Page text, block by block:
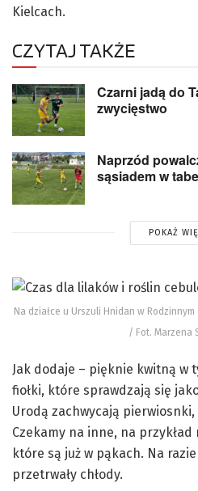
Kielcach.
CZYTAJ TAKŻE
Czarni jadą do
zwycięstwo
Naprzód
sąsiadem w
POKAŻ
Na działce u Urszuli Hnidan w
/ Fot. Marzena
Jak dodaje – pięknie kwitną w
fiołki, które sprawdzają się
Urodą zachwycają
Czekamy na inne, na przykład
które są już w pąkach. Na
przetrwały chłody.